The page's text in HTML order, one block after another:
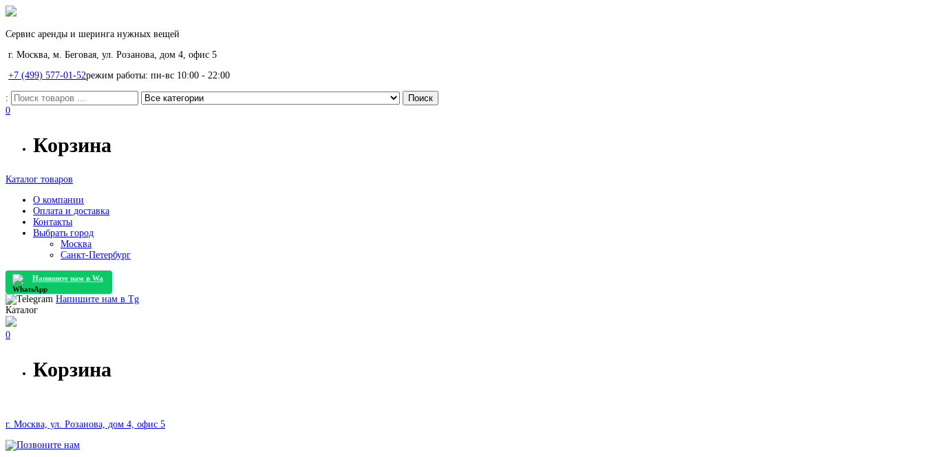
Сервис аренды и шеринга нужных вещей
г. Москва, м. Беговая, ул. Розанова, дом 4, офис 5
+7 (499) 577-01-52режим работы: пн-вс 10:00 - 22:00
:
0
Корзина
Каталог товаров
О компании
Оплата и доставка
Контакты
Выбрать город
Москва
Санкт-Петербург
Напишите нам в Wa
Напишите нам в Tg
Каталог
0
Корзина
г. Москва, ул. Розанова, дом 4, офис 5